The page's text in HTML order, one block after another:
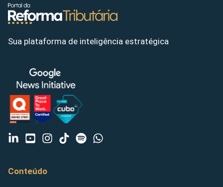
Sua plataforma de inteligência estratégica
Conteúdo